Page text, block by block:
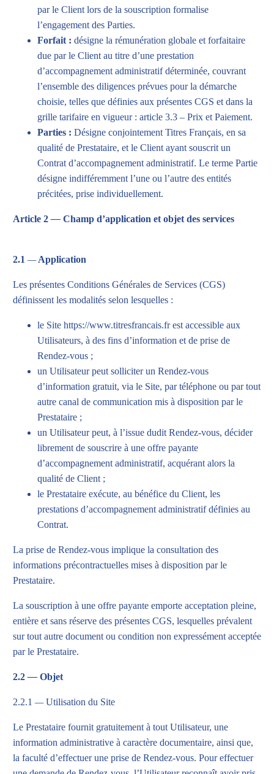
par le Client lors de la souscription formalise
l’engagement des Parties.
Forfait : désigne la rémunération globale et forfaitaire
due par le Client au titre d’une prestation
d’accompagnement administratif déterminée, couvrant
l’ensemble des diligences prévues pour la démarche
choisie, telles que définies aux présentes CGS et dans la
grille tarifaire en vigueur : article 3.3 – Prix et Paiement.
Parties : Désigne conjointement Titres Français, en sa
qualité de Prestataire, et le Client ayant souscrit un
Contrat d’accompagnement administratif. Le terme Partie
désigne indifféremment l’une ou l’autre des entités
précitées, prise individuellement.
Article 2—Champ d’application et objet des services
2.1 —Application
Les présentes Conditions Générales de Services (CGS)
définissent les modalités selon lesquelles :
le Sitehttps://www.titresfrancais.frest accessible aux
Utilisateurs, à des fins d’information et de prise de
Rendez-vous ;
un Utilisateur peut solliciter un Rendez-vous
d’information gratuit, via le Site, par téléphone ou par tout
autre canal de communication mis à disposition par le
Prestataire ;
un Utilisateur peut, à l’issue dudit Rendez-vous, décider
librement de souscrire à une offre payante
d’accompagnement administratif, acquérant alors la
qualité de Client ;
le Prestataire exécute, au bénéfice du Client, les
prestations d’accompagnement administratif définies au
Contrat.
La prise de Rendez-vous implique la consultation des
informations précontractuelles mises à disposition par le
Prestataire.
La souscription à une offre payante emporte acceptation pleine,
entière et sans réserve des présentes CGS, lesquelles prévalent
sur tout autre document ou condition non expressément acceptée
par le Prestataire.
2.2—Objet
2.2.1 —Utilisation du Site
Le Prestataire fournit gratuitement à tout Utilisateur, une
information administrative à caractère documentaire, ainsi que,
la faculté d’effectuer une prise de Rendez-vous. Pour effectuer